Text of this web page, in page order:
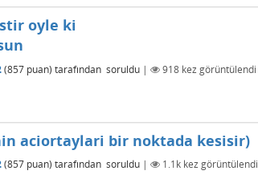
oyle ki
(857 puan) tarafından soruldu | 918 kez görüntülendi
aciortaylari bir noktada kesisir)
(857 puan) tarafından soruldu | 1.1k kez görüntülendi